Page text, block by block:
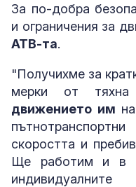
За по-добра
и ограничения за
АТВ-та.
"Получихме за
мерки от
движението им
скоростта и
Ще работим и в
индивидуалните